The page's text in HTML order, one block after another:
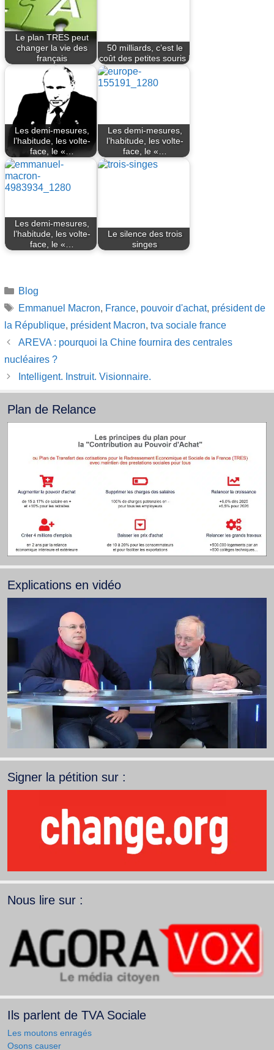
Le plan TRES peut
changer la vie des
français
50 milliards, c’est le
coût des petites souris !
Les demi-mesures,
l’habitude, les volte-
face, le «…
Les demi-mesures,
l’habitude, les volte-
face, le «…
Les demi-mesures,
l’habitude, les volte-
face, le «…
Le silence des trois
singes
Catégories
Blog
Étiquettes
Emmanuel Macron, France, pouvoir d'achat, président de
la République, président Macron, tva sociale france
AREVA : pourquoi la Chine fournira des centrales
nucléaires ?
Intelligent. Instruit. Visionnaire.
Plan de Relance
Explications en vidéo
Signer la pétition sur :
Nous lire sur :
Ils parlent de TVA Sociale
Les moutons enragés
Osons causer